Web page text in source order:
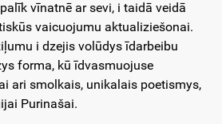
vīnatnē ar sevi, i taidā veidā
vaicuojumu aktualiziešonai.
i dzejis volūdys īdarbeibu
forma, kū īdvasmuojuse
ari smolkais, unikalais poetismys,
Purinašai.